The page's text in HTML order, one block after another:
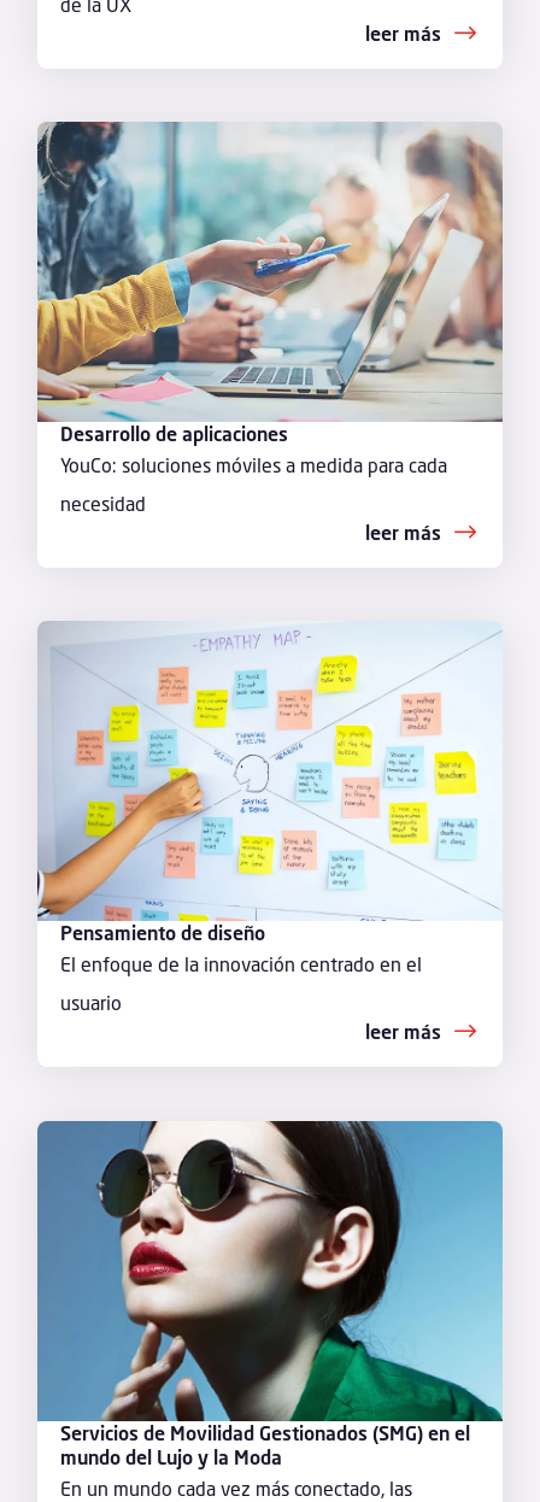
leer más
Desarrollo de aplicaciones
YouCo: soluciones móviles a medida para cada
necesidad
leer más
Pensamiento de diseño
El enfoque de la innovación centrado en el
usuario
leer más
Servicios de Movilidad Gestionados (SMG) en el
mundo del Lujo y la Moda
En un mundo cada vez más conectado, las